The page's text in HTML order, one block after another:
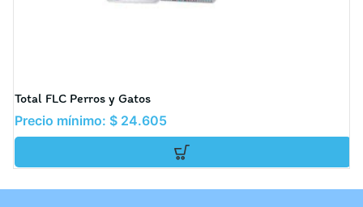
Total FLC Perros y Gatos
Precio mínimo: $ 24.605